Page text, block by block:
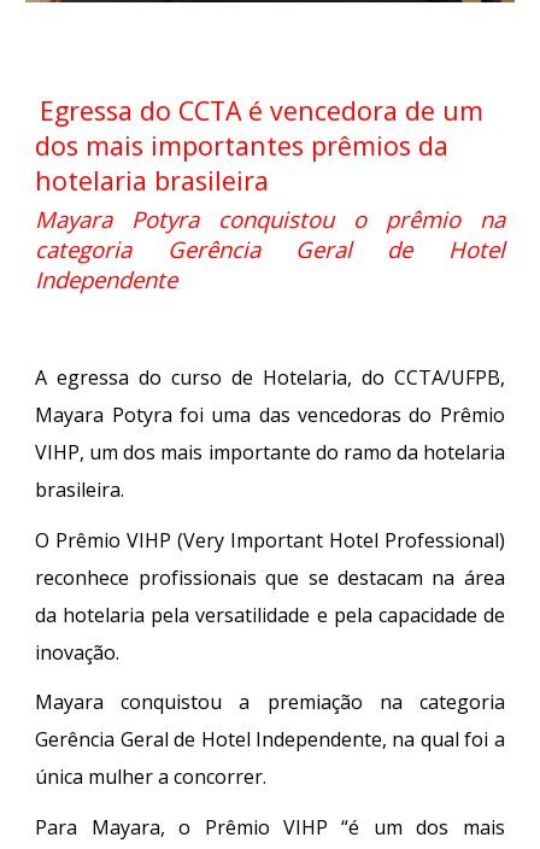
Egressa do CCTA é vencedora de um
dos mais importantes prêmios da
hotelaria brasileira
Mayara Potyra conquistou o prêmio na
categoria Gerência Geral de Hotel
Independente
A egressa do curso de Hotelaria, do CCTA/UFPB,
Mayara Potyra foi uma das vencedoras do Prêmio
VIHP, um dos mais importante do ramo da hotelaria
brasileira.
O Prêmio VIHP (Very Important Hotel Professional)
reconhece profissionais que se destacam na área
da hotelaria pela versatilidade e pela capacidade de
inovação.
Mayara conquistou a premiação na categoria
Gerência Geral de Hotel Independente, na qual foi a
única mulher a concorrer.
Para Mayara, o Prêmio VIHP “é um dos mais